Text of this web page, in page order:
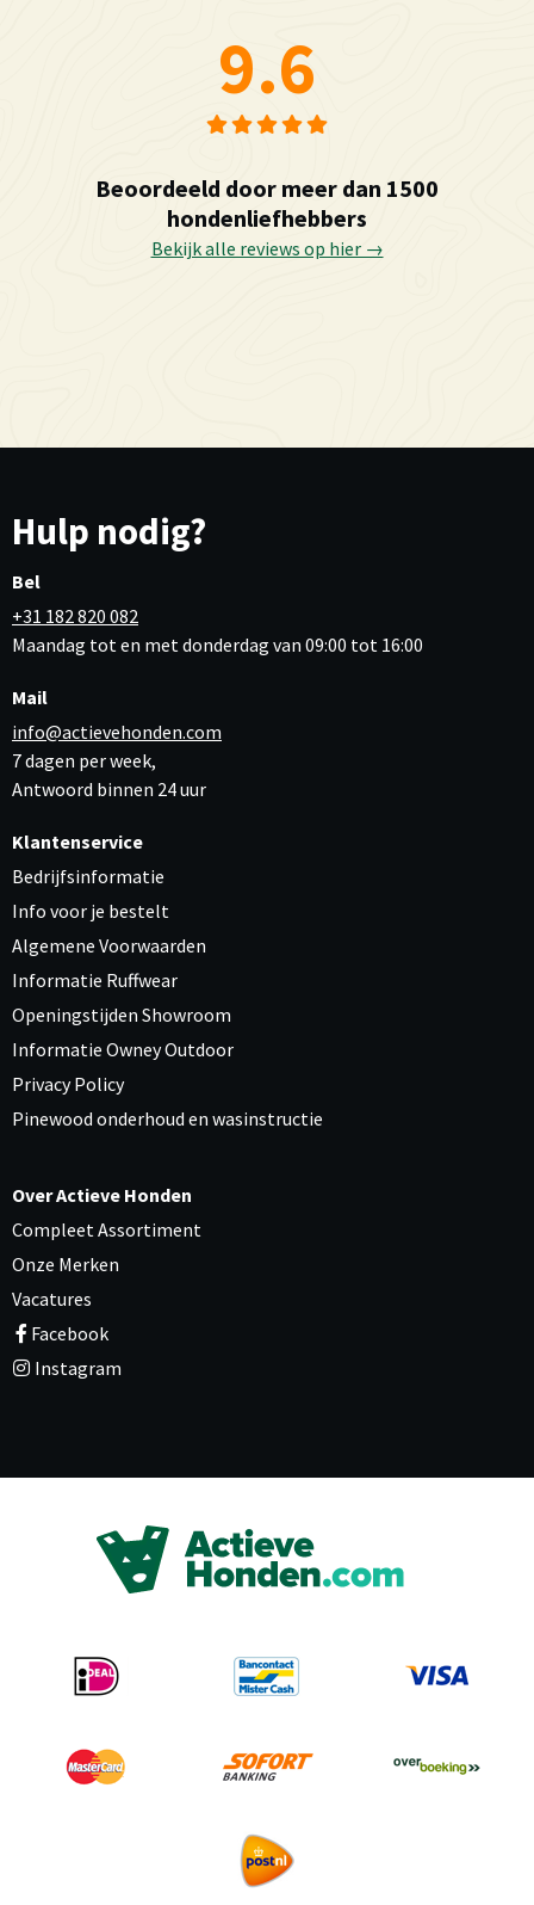
9.6
Beoordeeld door meer dan 1500
hondenliefhebbers
Bekijk alle reviews op hier →
Hulp nodig?
Bel
+31 182 820 082
Maandag tot en met donderdag van 09:00 tot 16:00
Mail
info@actievehonden.com
7 dagen per week,
Antwoord binnen 24 uur
Klantenservice
Bedrijfsinformatie
Info voor je bestelt
Algemene Voorwaarden
Informatie Ruffwear
Openingstijden Showroom
Informatie Owney Outdoor
Privacy Policy
Pinewood onderhoud en wasinstructie
Over Actieve Honden
Compleet Assortiment
Onze Merken
Vacatures
Facebook
Instagram